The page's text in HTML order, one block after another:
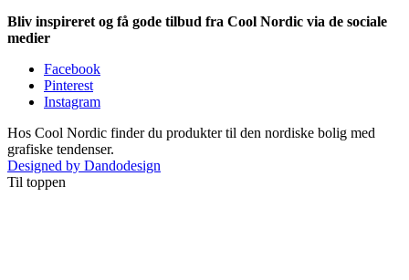
Bliv inspireret og få gode tilbud fra Cool Nordic via de sociale
medier
Facebook
Pinterest
Instagram
Hos Cool Nordic finder du produkter til den nordiske bolig med
grafiske tendenser.
Designed by Dandodesign
Til toppen